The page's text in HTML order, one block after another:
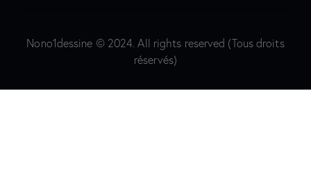
Nono1dessine © 2024. All rights reserved (Tous droits
réservés)